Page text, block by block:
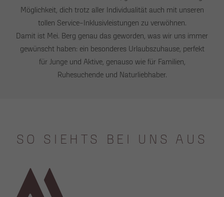
Möglichkeit, dich trotz aller Individualität auch mit unseren
tollen Service-Inklusivleistungen zu verwöhnen.
Damit ist Mei. Berg genau das geworden, was wir uns immer
gewünscht haben: ein besonderes Urlaubszuhause, perfekt
für Junge und Aktive, genauso wie für Familien,
Ruhesuchende und Naturliebhaber.
SO SIEHTS BEI UNS AUS